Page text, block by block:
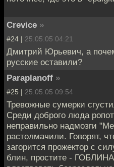
Crevice »
#24 | 25.05.05 04:21
Дмитрий Юрьевич, а
русские оставили?
Paraplanoff »
#25 | 25.05.05 09:54
Тревожные сумерки
Среди доброго люда
неправильно надмозги
растолмачили. Говорят,
загорится прожектор с
блин, простите -